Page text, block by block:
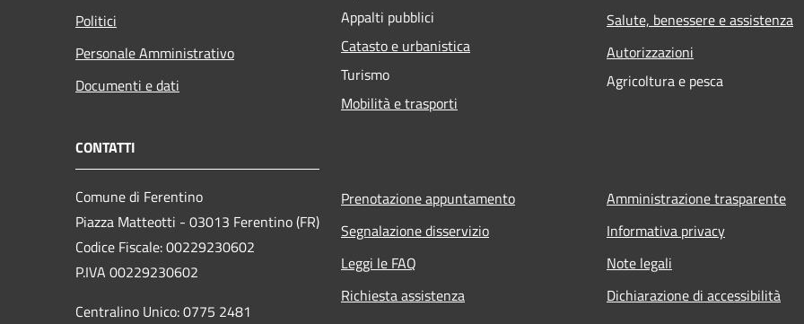
Politici
Personale Amministrativo
Documenti e dati
Appalti pubblici
Catasto e urbanistica
Turismo
Mobilità e trasporti
Salute, benessere e assistenza
Autorizzazioni
Agricoltura e pesca
CONTATTI
Comune di Ferentino
Piazza Matteotti - 03013 Ferentino (FR)
Codice Fiscale: 00229230602
P.IVA 00229230602
Centralino Unico: 0775 2481
Prenotazione appuntamento
Segnalazione disservizio
Leggi le FAQ
Richiesta assistenza
Amministrazione trasparente
Informativa privacy
Note legali
Dichiarazione di accessibilità